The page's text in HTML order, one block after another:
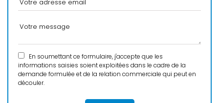
En soumettant ce formulaire, j'accepte que les
informations saisies soient exploitées dans le cadre de la
demande formulée et de la relation commerciale qui peut en
découler.